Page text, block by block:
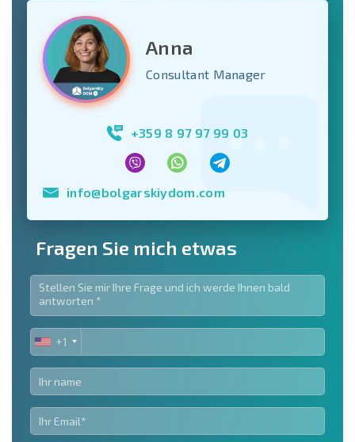
Anna
Consultant Manager
+359 8 97 97 99 03
info@bolgarskiydom.com
Fragen Sie mich etwas
UNITED
STATES
+1
+1